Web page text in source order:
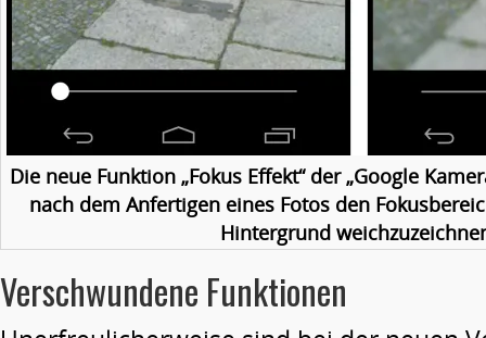
Die neue Funktion „Fokus Effekt“ der „Google
nach dem Anfertigen eines Fotos den
Hintergrund
Verschwundene Funktionen